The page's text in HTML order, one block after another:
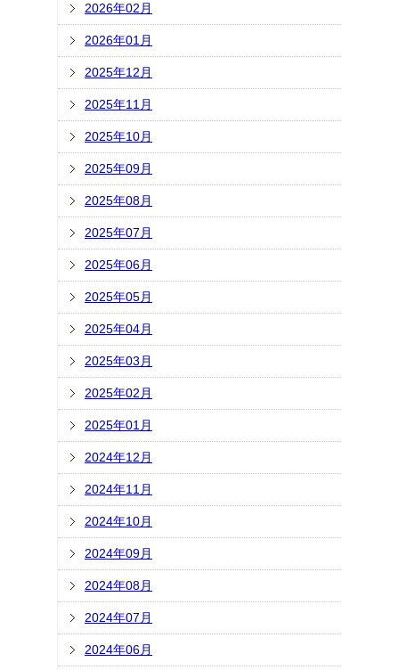
2026年02月
2026年01月
2025年12月
2025年11月
2025年10月
2025年09月
2025年08月
2025年07月
2025年06月
2025年05月
2025年04月
2025年03月
2025年02月
2025年01月
2024年12月
2024年11月
2024年10月
2024年09月
2024年08月
2024年07月
2024年06月